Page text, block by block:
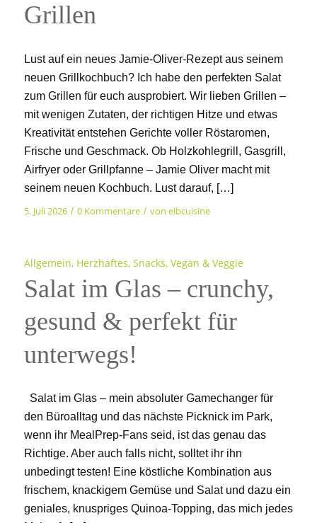
Grillen
Lust auf ein neues Jamie-Oliver-Rezept aus seinem
neuen Grillkochbuch? Ich habe den perfekten Salat
zum Grillen für euch ausprobiert. Wir lieben Grillen –
mit wenigen Zutaten, der richtigen Hitze und etwas
Kreativität entstehen Gerichte voller Röstaromen,
Frische und Geschmack. Ob Holzkohlegrill, Gasgrill,
Airfryer oder Grillpfanne – Jamie Oliver macht mit
seinem neuen Kochbuch. Lust darauf, […]
5. Juli 2026 / 0 Kommentare / von elbcuisine
Allgemein, Herzhaftes, Snacks, Vegan & Veggie
Salat im Glas – crunchy,
gesund & perfekt für
unterwegs!
Salat im Glas – mein absoluter Gamechanger für
den Büroalltag und das nächste Picknick im Park,
wenn ihr MealPrep-Fans seid, ist das genau das
Richtige. Aber auch falls nicht, solltet ihr ihn
unbedingt testen! Eine köstliche Kombination aus
frischem, knackigem Gemüse und Salat und dazu ein
geniales, knuspriges Quinoa-Topping, das mich jedes